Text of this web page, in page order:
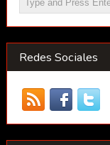
Redes Sociales